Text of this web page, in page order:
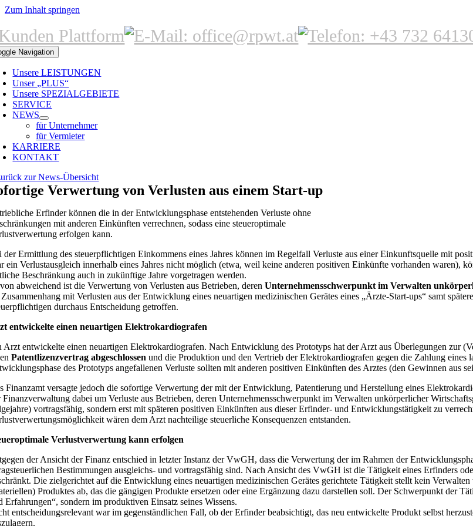
Zum Inhalt springen
Navigation
Unsere LEISTUNGEN
Unser „PLUS“
Unsere SPEZIALGEBIETE
SERVICE
NEWS
für Unternehmer
für Vermieter
KARRIERE
KONTAKT
zur News-Übersicht
Verwertung von Verlusten aus einem Start-up
Erfinder können die in der Entwicklungsphase entstehenden Verluste ohne
mit anderen Einkünften verrechnen, sodass eine steueroptimale
erfolgen kann.
der Ermittlung des steuerpflichtigen Einkommens eines Jahres können im Regelfall Verluste aus einer Einkunftsquelle mit
ein Verlustausgleich innerhalb eines Jahres nicht möglich (etwa, weil keine anderen positiven Einkünfte vorhanden waren),
Beschränkung auch in zukünftige Jahre vorgetragen werden.
abweichend ist die Verwertung von Verlusten aus Betrieben, derenUnternehmensschwerpunkt im Verwalten
mit Verlusten aus der Entwicklung eines neuartigen medizinischen Gerätes eines „Ärzte-Start-ups“ samt
durchaus Entscheidung getroffen.
entwickelte einen neuartigen Elektrokardiografen
Arzt entwickelte einen neuartigen Elektrokardiografen. Nach Entwicklung des Prototyps hat der Arzt aus Überlegungen zur
Patentlizenzvertrag abgeschlossen und die Produktion und den Vertrieb der Elektrokardiografen gegen die Zahlung
des Prototyps angefallenen Verluste sollten mit anderen positiven Einkünften des Arztes (den Gewinnen aus
Finanzamt versagte jedoch die sofortige Verwertung der mit der Entwicklung, Patentierung und Herstellung eines
Finanzverwaltung dabei um Verluste aus Betrieben, deren Unternehmensschwerpunkt im Verwalten unkörperlicher
vortragsfähig, sondern erst mit späteren positiven Einkünften aus dieser Erfinder- und Entwicklungstätigkeit zu
wären dem Arzt nachteilige steuerliche Konsequenzen entstanden.
Verlustverwertung kann erfolgen
der Ansicht der Finanz entschied in letzter Instanz der VwGH, dass die Verwertung der im Rahmen der
Bestimmungen ausgleichs- und vortragsfähig sind. Nach Ansicht des VwGH ist die Tätigkeit eines Erfinders
Die zielgerichtet auf die Entwicklung eines neuartigen medizinischen Gerätes gerichtete Tätigkeit stellt kein
Produktes ab, das die gängigen Produkte ersetzen oder eine Ergänzung dazu darstellen soll. Der Schwerpunkt der
Erfahrungen“, sondern im produktiven Einsatz seines Wissens.
entscheidungsrelevant war im gegenständlichen Fall, ob der Erfinder beabsichtigt, das neu entwickelte Produkt selbst